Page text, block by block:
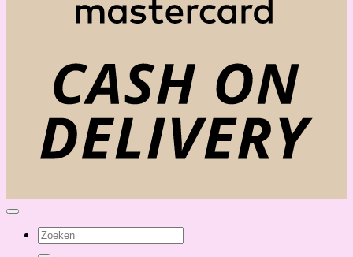
Zoeken
naar: